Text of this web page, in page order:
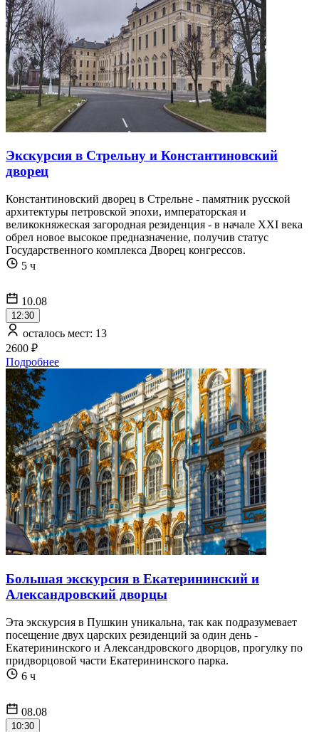
Экскурсия в Стрельну и Константиновский
дворец
Константиновский дворец в Стрельне - памятник русской
архитектуры петровской эпохи, императорская и
великокняжеская загородная резиденция - в начале XXI века
обрел новое высокое предназначение, получив статус
Государственного комплекса Дворец конгрессов.
5 ч
10.08
12:30
осталось мест: 13
2600 ₽
Подробнее
Большая экскурсия в Екатерининский и
Александровский дворцы
Эта экскурсия в Пушкин уникальна, так как подразумевает
посещение двух царских резиденций за один день -
Екатерининского и Александровского дворцов, прогулку по
придворцовой части Екатерининского парка.
6 ч
08.08
10:30